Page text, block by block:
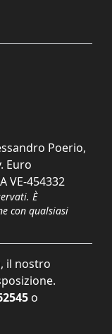
Poerio,
Euro
VE-454332
È
con qualsiasi
il nostro
o